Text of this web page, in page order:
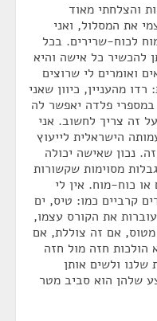
והצלחתי מאוד
את המסלול, ואני
לכוח-שרירים. בכל
להכשיר כל אישה והיא
ואומרים לי שרוצים
מהעניין, כיוון שאני
פלדה יאפשר לה
זה צריך לחשוב. אני
הישראלית לייעוץ
נכון שאישה יכולה
מסוימות שקשורות
כוח-מוח. אין לי
קרביים כמו: טיס, ים
את הקורס עצמו,
אם זה צוללת, אם
הולכות חזה מול חזה
שלנו ולשים אותן
שלהן הוא סביב מטר